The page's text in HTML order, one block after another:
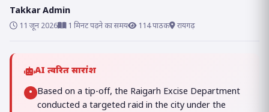
Takkar Admin
11 जून 2026 1 मिनट पढ़ने का समय 114 पाठक रायगढ़
AI त्वरित सारांश
•
Based on a tip-off, the Raigarh Excise Department
conducted a targeted raid in the city under the